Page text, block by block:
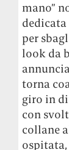
mano”
per
look da
torna
giro in
con
collane